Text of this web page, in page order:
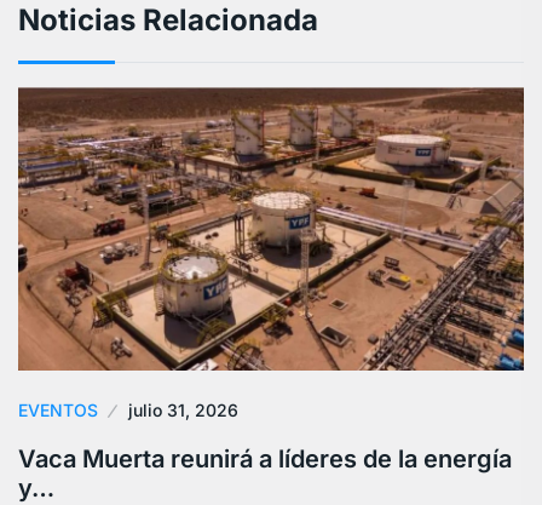
Noticias Relacionada
EVENTOS julio 31, 2026
Vaca Muerta reunirá a líderes de la energía
y…